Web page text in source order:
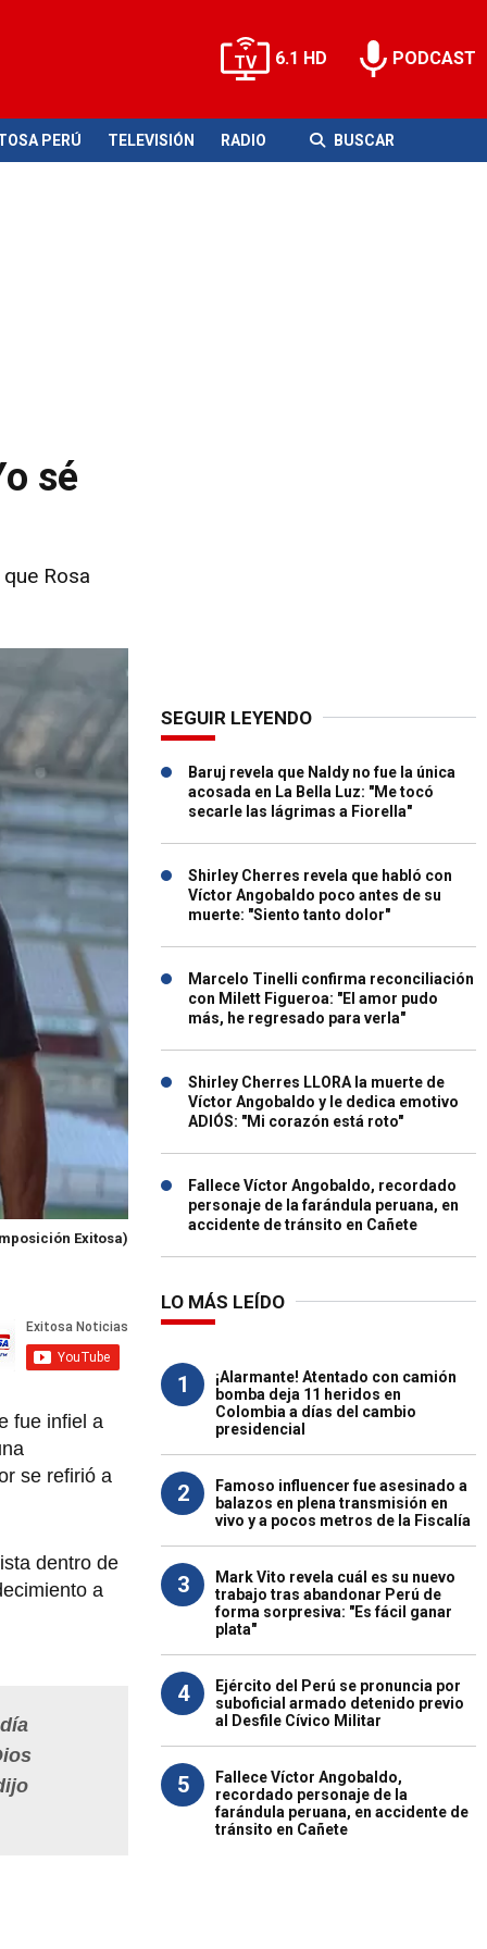
6.1 HD PODCAST
PERÚ TELEVISIÓN RADIO BUSCAR
sé
Rosa
Exitosa)
fue infiel a
se refirió a
dentro de
a
SEGUIR LEYENDO
Baruj revela que Naldy no fue la única
acosada en La Bella Luz: "Me tocó
secarle las lágrimas a Fiorella"
Shirley Cherres revela que habló con
Víctor Angobaldo poco antes de su
muerte: "Siento tanto dolor"
Marcelo Tinelli confirma reconciliación
con Milett Figueroa: "El amor pudo
más, he regresado para verla"
Shirley Cherres LLORA la muerte de
Víctor Angobaldo y le dedica emotivo
ADIÓS: "Mi corazón está roto"
Fallece Víctor Angobaldo, recordado
personaje de la farándula peruana, en
accidente de tránsito en Cañete
LO MÁS LEÍDO
1
¡Alarmante! Atentado con camión
bomba deja 11 heridos en
Colombia a días del cambio
presidencial
2
Famoso influencer fue asesinado a
balazos en plena transmisión en
vivo y a pocos metros de la Fiscalía
3
Mark Vito revela cuál es su nuevo
trabajo tras abandonar Perú de
forma sorpresiva: "Es fácil ganar
plata"
4
Ejército del Perú se pronuncia por
suboficial armado detenido previo
al Desfile Cívico Militar
5
Fallece Víctor Angobaldo,
recordado personaje de la
farándula peruana, en accidente de
tránsito en Cañete